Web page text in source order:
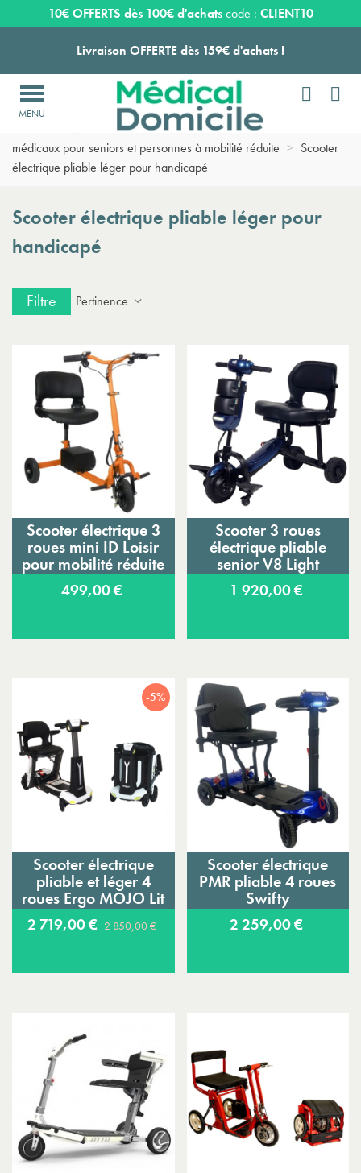
Matériel médical d'aide à la mobilité >
médicaux pour seniors et personnes à mobilité réduite > Scooter
électrique pliable léger pour handicapé
Scooter électrique pliable léger pour
handicapé
Filtre Pertinence
Scooter électrique 3
roues mini ID Loisir
pour mobilité réduite
499,00 €
Scooter 3 roues
électrique pliable
senior V8 Light
1 920,00 €
-5%
Scooter électrique
pliable et léger 4
roues Ergo MOJO Lit
2 719,00 € 2 850,00 €
Scooter électrique
PMR pliable 4 roues
Swifty
2 259,00 €
10€ OFFERTS dès 100€ d'achatscode : CLIENT10
Livraison OFFERTE dès 159€ d'achats !
Payez en 3 ou 4 fois SANS FRAIS à partir de 100
Expédition sous 24 à 48 heures ouvrées*
Payez en 3 ou 4 fois SANS FRAIS à partir de 100
Expédition sous 24 à 48 heures ouvrées*

